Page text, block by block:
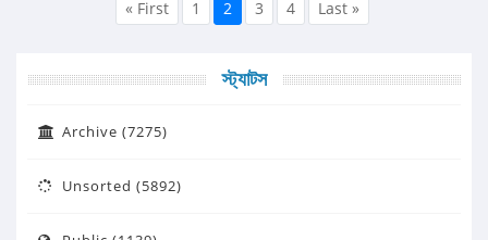
« First 1 2 3 4 Last »
স্ট্যাটস
Archive (7275)
Unsorted (5892)